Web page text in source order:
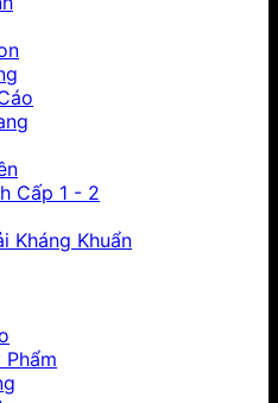
Cấp 1 - 2
Kháng Khuẩn